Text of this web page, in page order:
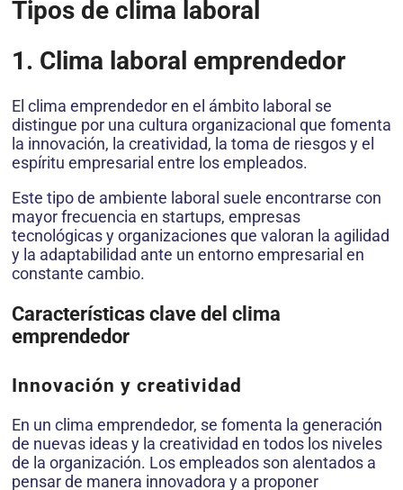
Tipos de clima laboral
1. Clima laboral emprendedor
El clima emprendedor en el ámbito laboral se
distingue por una cultura organizacional que fomenta
la innovación, la creatividad, la toma de riesgos y el
espíritu empresarial entre los empleados.
Este tipo de ambiente laboral suele encontrarse con
mayor frecuencia en startups, empresas
tecnológicas y organizaciones que valoran la agilidad
y la adaptabilidad ante un entorno empresarial en
constante cambio.
Características clave del clima
emprendedor
Innovación y creatividad
En un clima emprendedor, se fomenta la generación
de nuevas ideas y la creatividad en todos los niveles
de la organización. Los empleados son alentados a
pensar de manera innovadora y a proponer